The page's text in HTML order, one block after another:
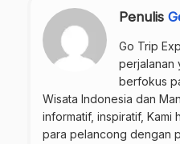
Penulis
Go Trip
perjalanan
berfokus
Wisata Indonesia dan
informatif, inspiratif, Kami
para pelancong dengan